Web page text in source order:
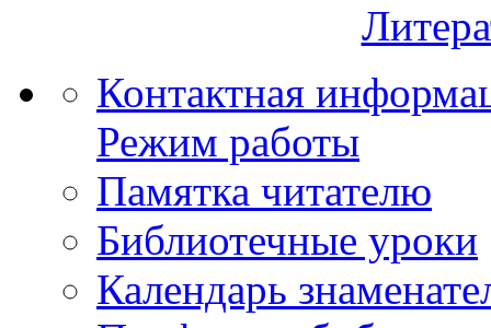
Контактная
Режим работы
Памятка читателю
Библиотечные уроки
Календарь